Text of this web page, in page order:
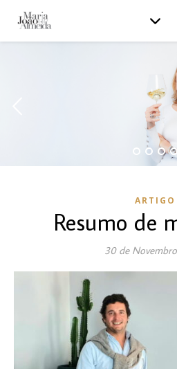
ARTIGO
Resumo de
30 de